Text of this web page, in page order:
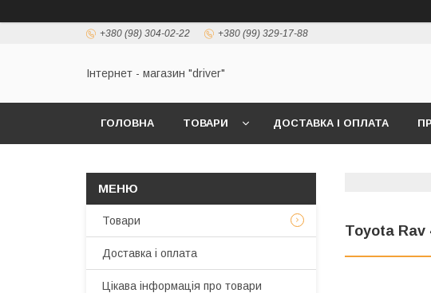
+380 (98) 304-02-22 +380 (99) 329-17-88
Інтернет - магазин "driver"
ГОЛОВНА ТОВАРИ ДОСТАВКА І ОПЛАТА
Toyota Rav
Товари
Доставка і оплата
Цікава інформація про товари